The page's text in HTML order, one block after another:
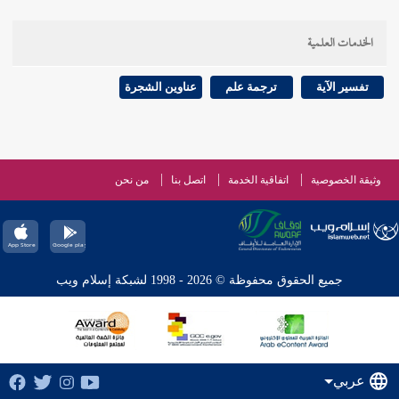
الخدمات العلمية
تفسير الآية ترجمة علم عناوين الشجرة
وثيقة الخصوصية اتفاقية الخدمة اتصل بنا من نحن
جميع الحقوق محفوظة © 2026 - 1998 لشبكة إسلام ويب
عربي